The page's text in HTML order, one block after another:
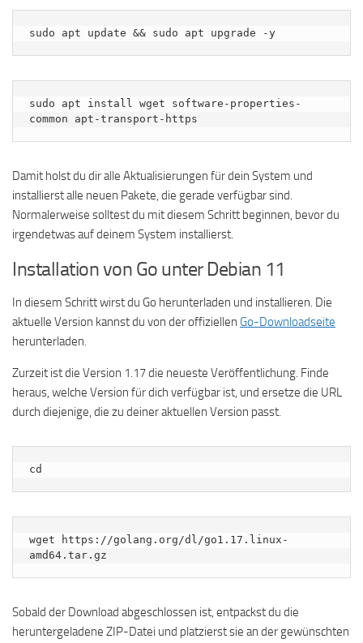
sudo apt update && sudo apt upgrade -y
sudo apt install wget software-properties-
common apt-transport-https
Damit holst du dir alle Aktualisierungen für dein System und
installierst alle neuen Pakete, die gerade verfügbar sind.
Normalerweise solltest du mit diesem Schritt beginnen, bevor du
irgendetwas auf deinem System installierst.
Installation von Go unter Debian 11
In diesem Schritt wirst du Go herunterladen und installieren. Die
aktuelle Version kannst du von der offiziellen Go-Downloadseite
herunterladen.
Zurzeit ist die Version 1.17 die neueste Veröffentlichung. Finde
heraus, welche Version für dich verfügbar ist, und ersetze die URL
durch diejenige, die zu deiner aktuellen Version passt.
cd
wget https://golang.org/dl/go1.17.linux-
amd64.tar.gz
Sobald der Download abgeschlossen ist, entpackst du die
heruntergeladene ZIP-Datei und platzierst sie an der gewünschten